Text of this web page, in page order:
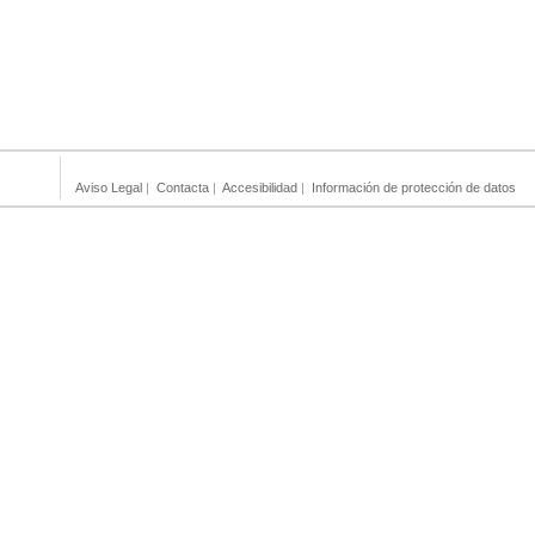
Aviso Legal | Contacta | Accesibilidad | Información de protección de datos